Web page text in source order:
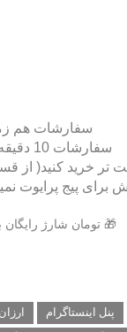
سفارشات هم
سفارشات 10 دقیقه تا 4 ساعت انجام میشن
تر خرید کنید( از
برای پیج پرایوت
🎁 500 تومان شارژ رایگان برای استفاده از ربات دارید 🎁
پنل اینستاگرام